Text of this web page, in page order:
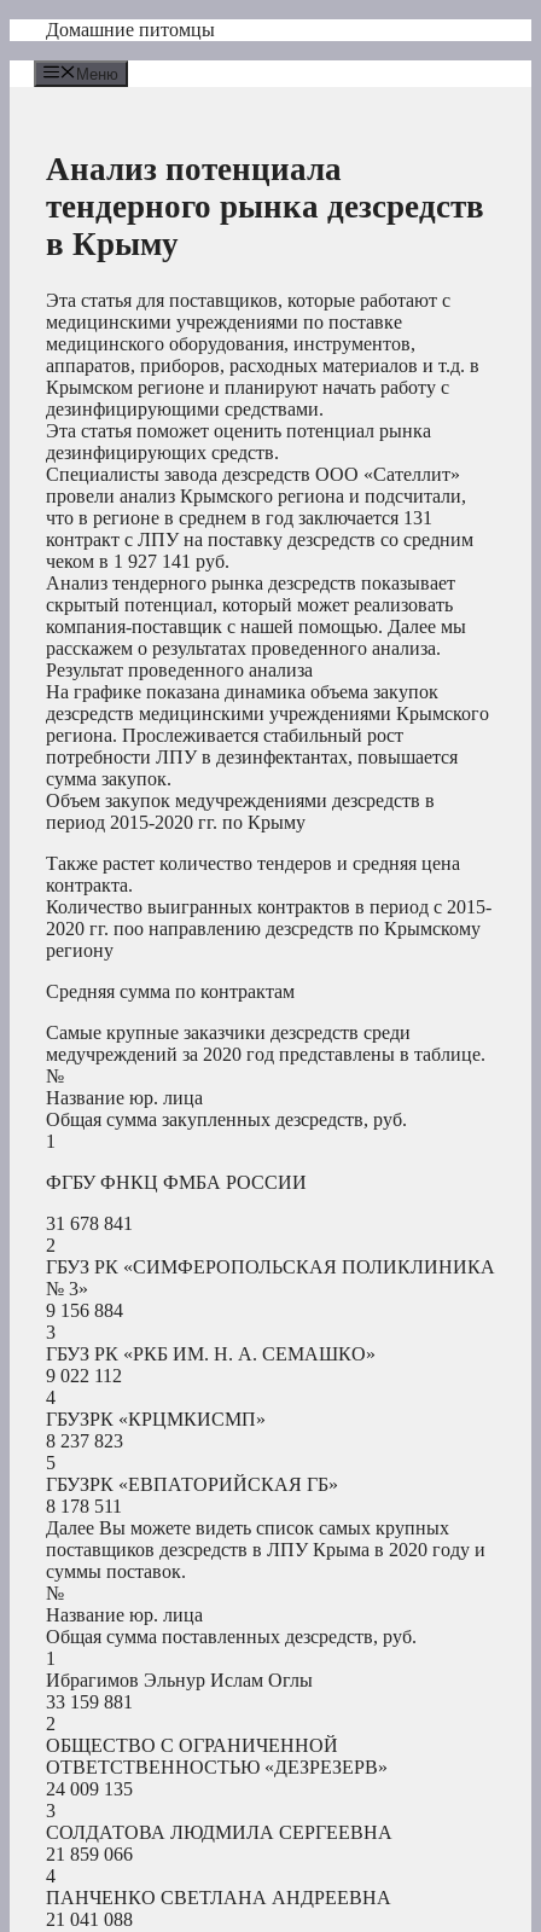
Перейти
содержимому
Домашние питомцы
Меню
Анализ потенциала
тендерного рынка дезсредств
в Крыму
Эта статья для поставщиков, которые работают с
медицинскими учреждениями по поставке
медицинского оборудования, инструментов,
аппаратов, приборов, расходных материалов и т.д. в
Крымском регионе и планируют начать работу с
дезинфицирующими средствами.
Эта статья поможет оценить потенциал рынка
дезинфицирующих средств.
Специалисты завода дезсредств ООО «Сателлит»
провели анализ Крымского региона и подсчитали,
что в регионе в среднем в год заключается 131
контракт с ЛПУ на поставку дезсредств со средним
чеком в 1 927 141 руб.
Анализ тендерного рынка дезсредств показывает
скрытый потенциал, который может реализовать
компания-поставщик с нашей помощью. Далее мы
расскажем о результатах проведенного анализа.
Результат проведенного анализа
На графике показана динамика объема закупок
дезсредств медицинскими учреждениями Крымского
региона. Прослеживается стабильный рост
потребности ЛПУ в дезинфектантах, повышается
сумма закупок.
Объем закупок медучреждениями дезсредств в
период 2015-2020 гг. по Крыму
Также растет количество тендеров и средняя цена
контракта.
Количество выигранных контрактов в период с 2015-
2020 гг. поо направлению дезсредств по Крымскому
региону
Средняя сумма по контрактам
Самые крупные заказчики дезсредств среди
медучреждений за 2020 год представлены в таблице.
№
Название юр. лица
Общая сумма закупленных дезсредств, руб.
1
ФГБУ ФНКЦ ФМБА РОССИИ
31 678 841
2
ГБУЗ РК «СИМФЕРОПОЛЬСКАЯ ПОЛИКЛИНИКА
№ 3»
9 156 884
3
ГБУЗ РК «РКБ ИМ. Н. А. СЕМАШКО»
9 022 112
4
ГБУЗРК «КРЦМКИСМП»
8 237 823
5
ГБУЗРК «ЕВПАТОРИЙСКАЯ ГБ»
8 178 511
Далее Вы можете видеть список самых крупных
поставщиков дезсредств в ЛПУ Крыма в 2020 году и
суммы поставок.
№
Название юр. лица
Общая сумма поставленных дезсредств, руб.
1
Ибрагимов Эльнур Ислам Оглы
33 159 881
2
ОБЩЕСТВО С ОГРАНИЧЕННОЙ
ОТВЕТСТВЕННОСТЬЮ «ДЕЗРЕЗЕРВ»
24 009 135
3
СОЛДАТОВА ЛЮДМИЛА СЕРГЕЕВНА
21 859 066
4
ПАНЧЕНКО СВЕТЛАНА АНДРЕЕВНА
21 041 088